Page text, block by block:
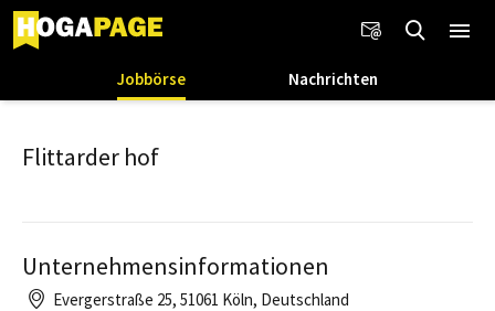
Jobbörse Nachrichten
Flittarder hof
Unternehmensinformationen
Evergerstraße 25, 51061 Köln, Deutschland